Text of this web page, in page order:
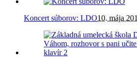
Koncert súborov: LDO10. mája